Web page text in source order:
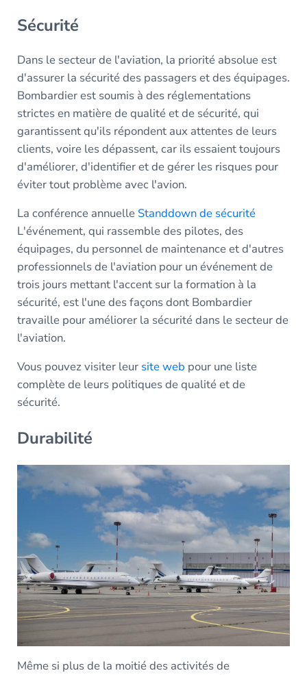
Sécurité
Dans le secteur de l'aviation, la priorité absolue est
d'assurer la sécurité des passagers et des équipages.
Bombardier est soumis à des réglementations
strictes en matière de qualité et de sécurité, qui
garantissent qu'ils répondent aux attentes de leurs
clients, voire les dépassent, car ils essaient toujours
d'améliorer, d'identifier et de gérer les risques pour
éviter tout problème avec l'avion.
La conférence annuelle Standdown de sécurité
L'événement, qui rassemble des pilotes, des
équipages, du personnel de maintenance et d'autres
professionnels de l'aviation pour un événement de
trois jours mettant l'accent sur la formation à la
sécurité, est l'une des façons dont Bombardier
travaille pour améliorer la sécurité dans le secteur de
l'aviation.
Vous pouvez visiter leur site web pour une liste
complète de leurs politiques de qualité et de
sécurité.
Durabilité
Même si plus de la moitié des activités de